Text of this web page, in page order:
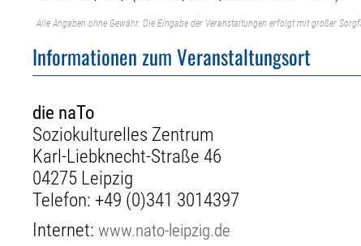
Alle Angaben ohne Gewähr. Die Eingabe der Veranstaltungen erfolgt mit großer
Informationen zum Veranstaltungsort
die naTo
Soziokulturelles Zentrum
Karl-Liebknecht-Straße 46
04275 Leipzig
Telefon: +49 (0)341 3014397
Internet:www.nato-leipzig.de